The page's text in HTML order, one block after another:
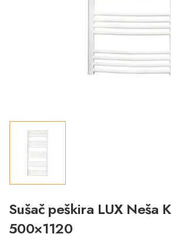
Sušač peškira LUX Neša
500×1120